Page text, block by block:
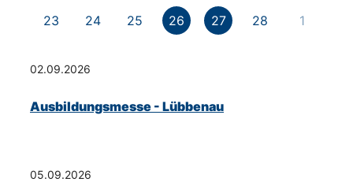
23 24 25 26 27 28 1
02.09.2026
Ausbildungsmesse - Lübbenau
05.09.2026